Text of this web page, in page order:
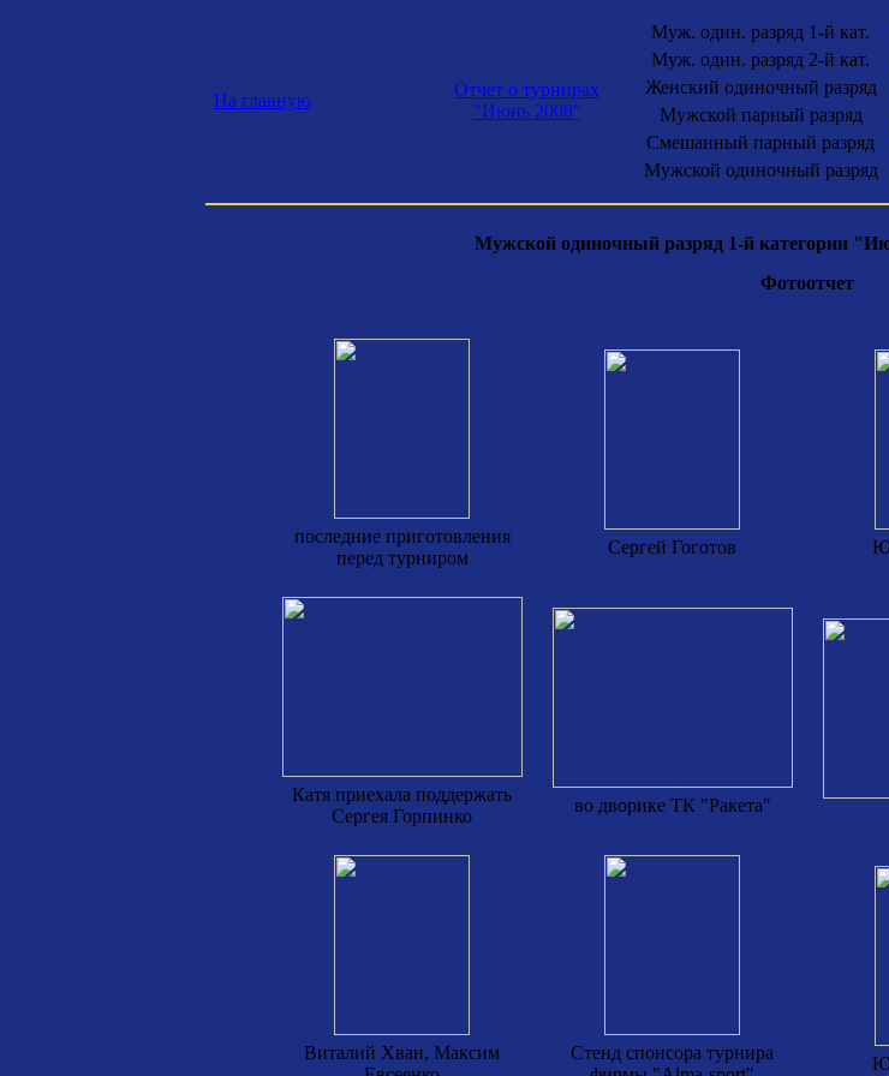
На главную
Отчет о турнирах
"Июнь 2008"
Муж. один. разряд 1-й кат.
Муж. один. разряд 2-й кат.
Женский одиночный разряд
Мужской парный разряд
Смешанный парный разряд
Мужской одиночный разряд
Мужской одиночный разряд 1-й категории
Фотоотчет
последние приготовления
перед турниром
Сергей Гоготов
Катя приехала поддержать
Сергея Горпинко
во дворике ТК "Ракета"
Виталий Хван, Максим
Стенд спонсора турнира